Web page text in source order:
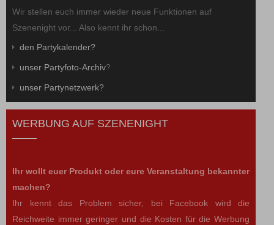
Wir stellen euch immer wieder neue Funktionen auf
Szenenight vor... Also kennt ihr schon...
den Partykalender?
unser Partyfoto-Archiv?
unser Partynetzwerk?
WERBUNG AUF SZENENIGHT
Ihr wollt euer Produkt oder eure Veranstaltung bekannter
machen?
Ihr kennt das Problem sicher, bei Facebook wird die
Reichweite immer geringer und die Kosten für die Werbung